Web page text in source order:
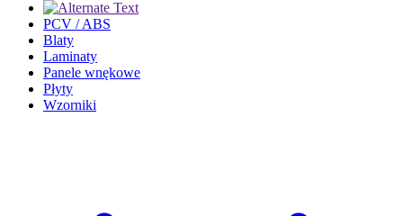
PCV / ABS
Blaty
Laminaty
Panele wnękowe
Płyty
Wzorniki